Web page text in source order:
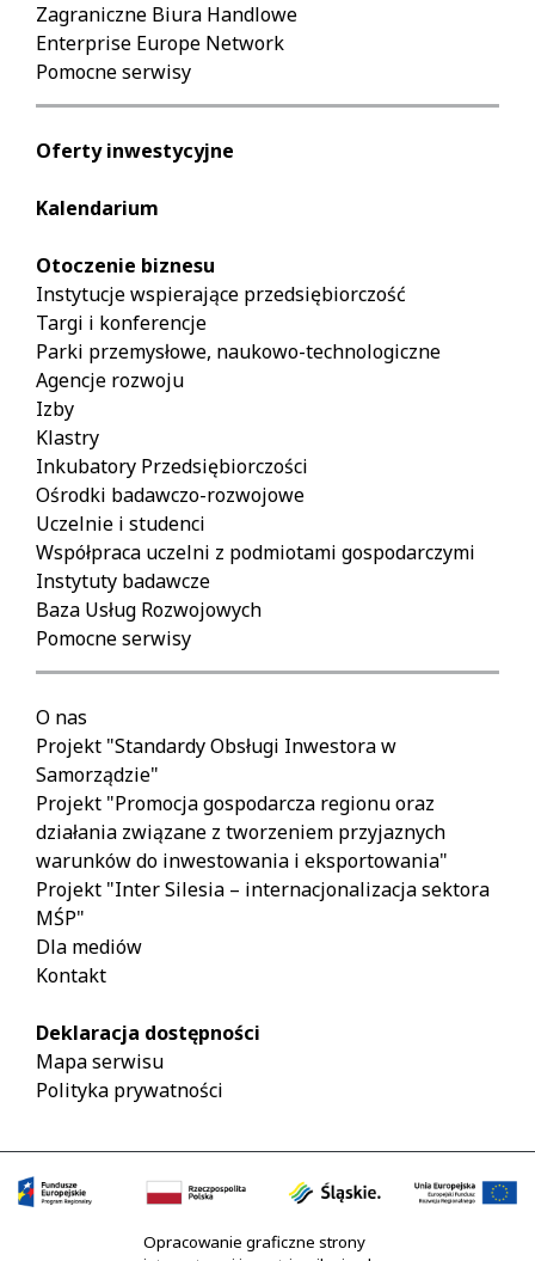
Zagraniczne Biura Handlowe
Enterprise Europe Network
Pomocne serwisy
Oferty inwestycyjne
Kalendarium
Otoczenie biznesu
Instytucje wspierające przedsiębiorczość
Targi i konferencje
Parki przemysłowe, naukowo-technologiczne
Agencje rozwoju
Izby
Klastry
Inkubatory Przedsiębiorczości
Ośrodki badawczo-rozwojowe
Uczelnie i studenci
Współpraca uczelni z podmiotami gospodarczymi
Instytuty badawcze
Baza Usług Rozwojowych
Pomocne serwisy
O nas
Projekt "Standardy Obsługi Inwestora w
Samorządzie"
Projekt "Promocja gospodarcza regionu oraz
działania związane z tworzeniem przyjaznych
warunków do inwestowania i eksportowania"
Projekt "Inter Silesia – internacjonalizacja sektora
MŚP"
Dla mediów
Kontakt
Deklaracja dostępności
Mapa serwisu
Polityka prywatności
Opracowanie graficzne strony